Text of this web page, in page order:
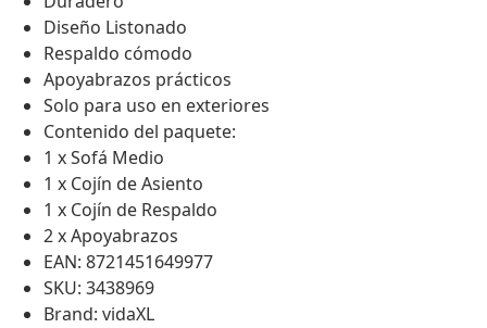
Diseño Listonado
Respaldo cómodo
Apoyabrazos prácticos
Solo para uso en exteriores
Contenido del paquete:
1 x Sofá Medio
1 x Cojín de Asiento
1 x Cojín de Respaldo
2 x Apoyabrazos
EAN: 8721451649977
SKU: 3438969
Brand: vidaXL